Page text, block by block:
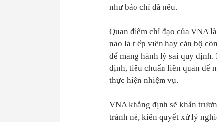
như báo chí đã nêu.
Quan điểm chỉ đạo của VNA
nào là tiếp viên hay cán bộ
để mang hành lý sai quy
định, tiêu chuẩn liên quan để
thực hiện nhiệm vụ.
VNA khẳng định sẽ khẩn
tránh né, kiên quyết xử lý